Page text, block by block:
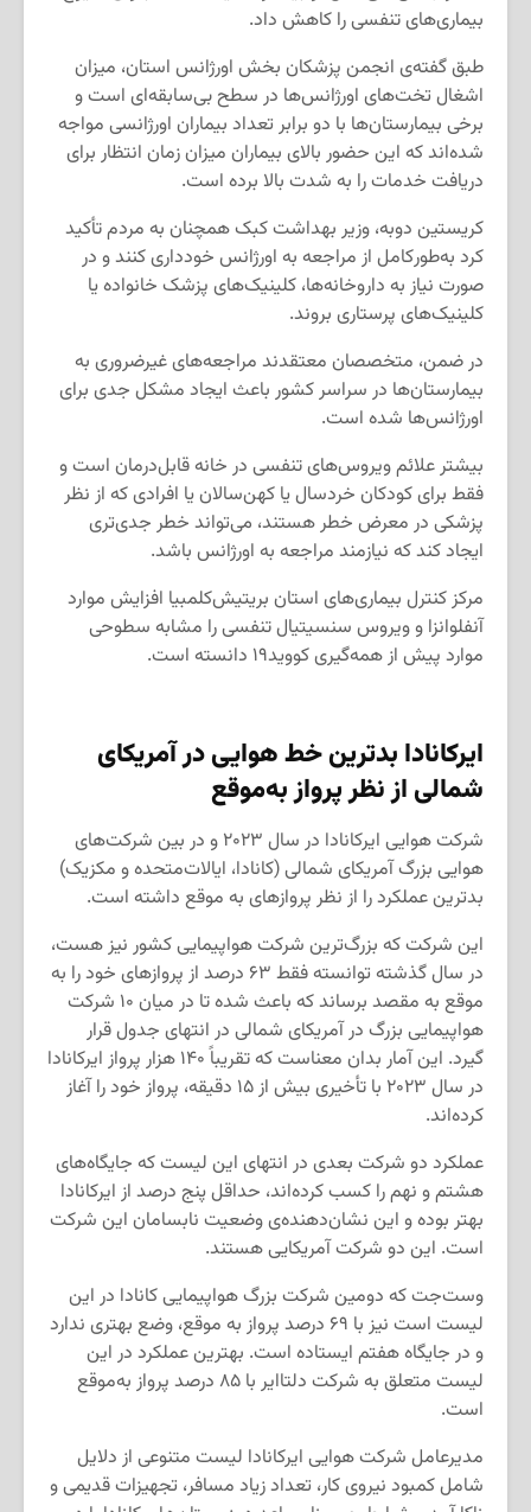
بیماری‌های تنفسی را کاهش داد.
طبق گفته‌ی انجمن پزشکان بخش اورژانس استان، میزان
اشغال تخت‌های اورژانس‌ها در سطح بی‌سابقه‌ای است و
برخی بیمارستان‌ها با دو برابر تعداد بیماران اورژانسی مواجه
شده‌اند که این حضور بالای بیماران میزان زمان انتظار برای
دریافت خدمات را به شدت بالا برده است.
کریستین دوبه، وزیر بهداشت کبک همچنان به مردم تأکید
کرد به‌طور‌کامل از مراجعه به اورژانس خودداری کنند و در
صورت نیاز به داروخانه‌ها، کلینیک‌های پزشک خانواده یا
کلینیک‌های پرستاری بروند.
در ضمن، متخصصان معتقدند مراجعه‌های غیرضروری به
بیمارستان‌ها در سراسر کشور باعث ایجاد مشکل جدی برای
اورژانس‌ها شده است.
بیشتر علائم ویروس‌های تنفسی در خانه قابل‌درمان است و
فقط برای کودکان خردسال یا کهن‌سالان یا افرادی که از نظر
پزشکی در معرض خطر هستند، می‌تواند خطر جدی‌تری
ایجاد کند که نیازمند مراجعه به اورژانس باشد.
مرکز کنترل بیماری‌های استان بریتیش‌کلمبیا افزایش موارد
آنفلوانزا و ویروس سنسیتیال تنفسی را مشابه سطوحی
موارد پیش از همه‌گیری کووید۱۹ دانسته است.
ایرکانادا بدترین خط هوایی در آمریکای
شمالی از نظر پرواز به‌موقع
شرکت هوایی ایرکانادا در سال ۲۰۲۳ و در بین شرکت‌های
هوایی بزرگ آمریکای شمالی (کانادا، ایالات‌متحده و مکزیک)
بدترین عملکرد را از نظر پروازهای به موقع داشته است.
این شرکت که بزرگ‌ترین شرکت هواپیمایی کشور نیز هست،
در سال گذشته توانسته فقط ۶۳ درصد از پروازهای خود را به
موقع به مقصد برساند که باعث شده تا در میان ۱۰ شرکت
هواپیمایی بزرگ در آمریکای شمالی در انتهای جدول قرار
گیرد‌. این آمار بدان معناست که تقریباً ۱۴۰ هزار پرواز ایرکانادا
در سال ۲۰۲۳ با تأخیری بیش از ۱۵ دقیقه، پرواز خود را آغاز
کرده‌اند.
عملکرد دو شرکت بعدی در انتهای این لیست که جایگاه‌های
هشتم و نهم را کسب کرده‌اند، حداقل پنج درصد از ایرکانادا
بهتر بوده و این نشان‌دهنده‌ی وضعیت نابسامان این شرکت
است. این دو شرکت آمریکایی هستند.
وست‌جت که دومین شرکت بزرگ هواپیمایی کانادا در این
لیست است نیز با ۶۹ درصد پرواز به موقع، وضع بهتری ندارد
و در جایگاه هفتم ایستاده است. بهترین عملکرد در این
لیست متعلق به شرکت دلتا‌ایر با ۸۵ درصد پرواز به‌موقع
است.
مدیرعامل شرکت هوایی ایرکانادا لیست متنوعی از دلایل
شامل کمبود نیروی کار، تعداد زیاد مسافر، تجهیزات قدیمی و